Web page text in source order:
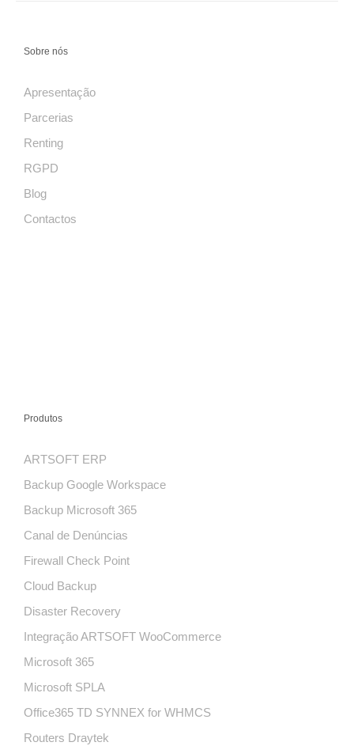
Sobre nós
Apresentação
Parcerias
Renting
RGPD
Blog
Contactos
Produtos
ARTSOFT ERP
Backup Google Workspace
Backup Microsoft 365
Canal de Denúncias
Firewall Check Point
Cloud Backup
Disaster Recovery
Integração ARTSOFT WooCommerce
Microsoft 365
Microsoft SPLA
Office365 TD SYNNEX for WHMCS
Routers Draytek